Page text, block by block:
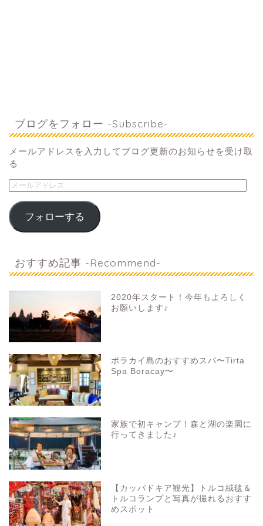
ブログをフォロー -Subscribe-
メールアドレスを入力してブログ更新のお知らせを受け取
る
フォローする
おすすめ記事 -Recommend-
2020年スタート！今年もよろしく
お願いします♪
ボラカイ島のおすすめスパ〜Tirta
Spa Boracay〜
家族で初キャンプ！森と湖の楽園に
行ってきました♪
【カッパドキア観光】トルコ絨毯＆
トルコランプと写真が撮れるおすす
めスポット